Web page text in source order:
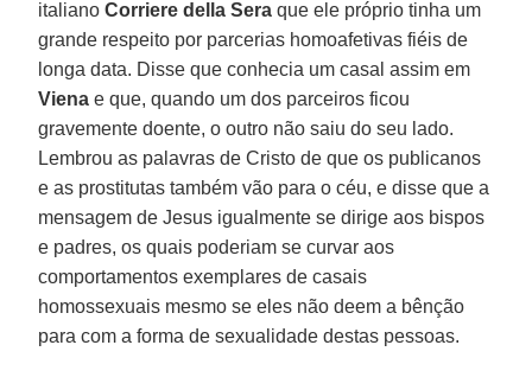
italianoCorriere della Sera que ele próprio tinha um
grande respeito por parcerias homoafetivas fiéis de
longa data. Disse que conhecia um casal assim em
Viena e que, quando um dos parceiros ficou
gravemente doente, o outro não saiu do seu lado.
Lembrou as palavras de Cristo de que os publicanos
e as prostitutas também vão para o céu, e disse que a
mensagem de Jesus igualmente se dirige aos bispos
e padres, os quais poderiam se curvar aos
comportamentos exemplares de casais
homossexuais mesmo se eles não deem a bênção
para com a forma de sexualidade destas pessoas.